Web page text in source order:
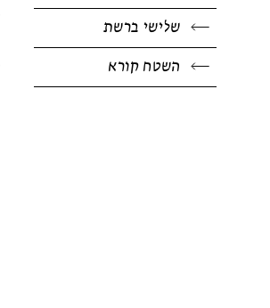
שלישי ברשת
השטח קורא